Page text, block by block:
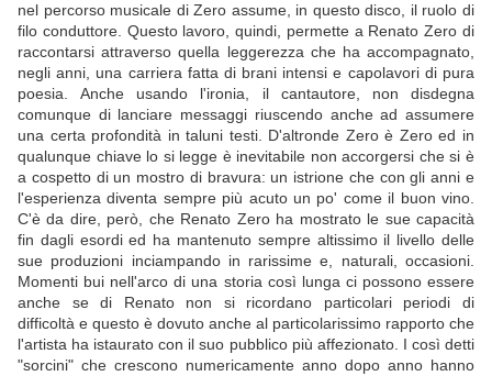
nel percorso musicale di Zero assume, in questo disco, il ruolo di
filo conduttore. Questo lavoro, quindi, permette a Renato Zero di
raccontarsi attraverso quella leggerezza che ha accompagnato,
negli anni, una carriera fatta di brani intensi e capolavori di pura
poesia. Anche usando l'ironia, il cantautore, non disdegna
comunque di lanciare messaggi riuscendo anche ad assumere
una certa profondità in taluni testi. D'altronde Zero è Zero ed in
qualunque chiave lo si legge è inevitabile non accorgersi che si è
a cospetto di un mostro di bravura: un istrione che con gli anni e
l'esperienza diventa sempre più acuto un po' come il buon vino.
C'è da dire, però, che Renato Zero ha mostrato le sue capacità
fin dagli esordi ed ha mantenuto sempre altissimo il livello delle
sue produzioni inciampando in rarissime e, naturali, occasioni.
Momenti bui nell'arco di una storia così lunga ci possono essere
anche se di Renato non si ricordano particolari periodi di
difficoltà e questo è dovuto anche al particolarissimo rapporto che
l'artista ha istaurato con il suo pubblico più affezionato. I così detti
"sorcini" che crescono numericamente anno dopo anno hanno